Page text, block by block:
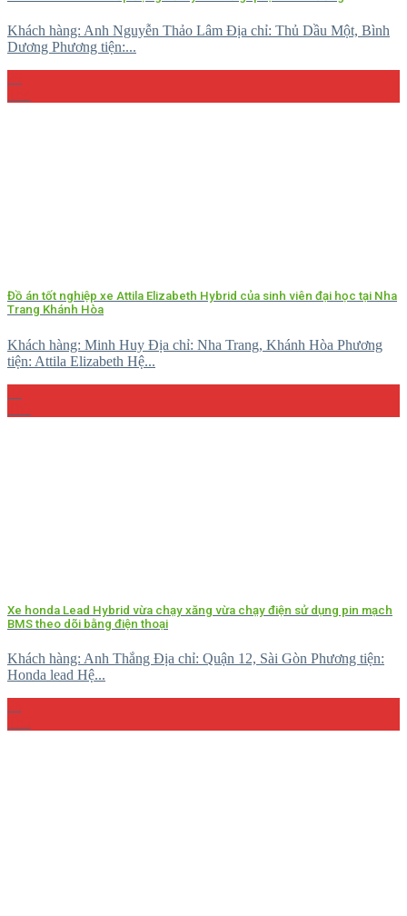
Khách hàng: Anh Nguyễn Thảo Lâm Địa chỉ: Thủ Dầu Một, Bình
Dương Phương tiện:...
Đồ án tốt nghiệp xe Attila Elizabeth Hybrid của sinh viên đại học tại Nha
Trang Khánh Hòa
Khách hàng: Minh Huy Địa chỉ: Nha Trang, Khánh Hòa Phương
tiện: Attila Elizabeth Hệ...
Xe honda Lead Hybrid vừa chạy xăng vừa chạy điện sử dụng pin mạch
BMS theo dõi bằng điện thoại
Khách hàng: Anh Thắng Địa chỉ: Quận 12, Sài Gòn Phương tiện:
Honda lead Hệ...